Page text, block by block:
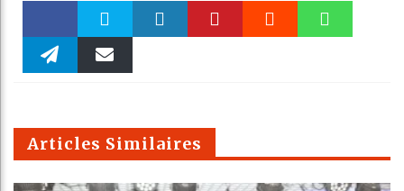
Faceboo Twitter
m
Articles Similaires